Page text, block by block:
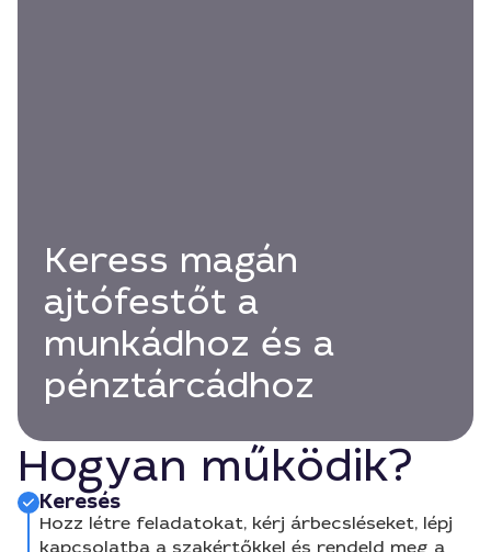
Keress magán
ajtófestőt a
munkádhoz és a
pénztárcádhoz
Hogyan működik?
Keresés
Hozz létre feladatokat, kérj árbecsléseket, lépj
kapcsolatba a szakértőkkel és rendeld meg a